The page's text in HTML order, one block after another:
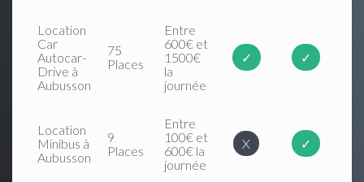
Location
Car
Autocar-
Drive à
Aubusson
75
Places
Entre
600€ et
1500€
la
journée
✓ ✓
Location
Minibus à
Aubusson
9
Places
Entre
100€ et
600€ la
journée
X ✓